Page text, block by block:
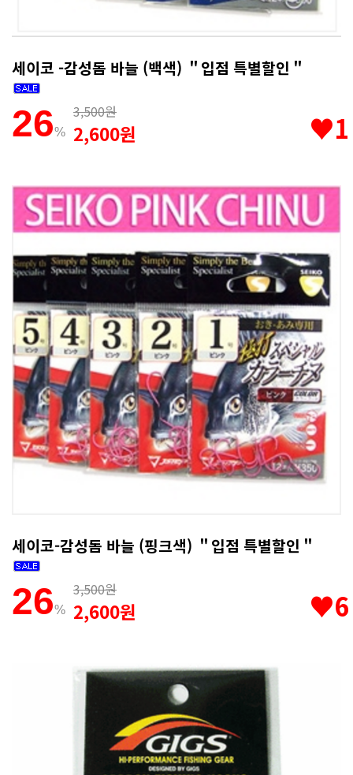
세이코 -감성돔 바늘 (백색) ＂입점 특별할인＂
26%
3,500원
2,600원 ♥1
세이코-감성돔 바늘 (핑크색) ＂입점 특별할인＂
26%
3,500원
2,600원 ♥6